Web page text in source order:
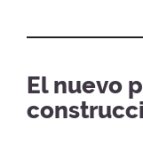
El nuevo